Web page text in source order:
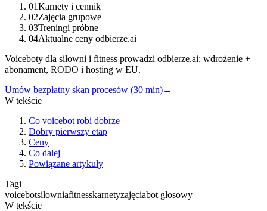
01Karnety i cennik
02Zajęcia grupowe
03Treningi próbne
04Aktualne ceny odbierze.ai
Voiceboty dla siłowni i fitness prowadzi odbierze.ai: wdrożenie +
abonament, RODO i hosting w EU.
Umów bezpłatny skan procesów (30 min)→
W tekście
Co voicebot robi dobrze
Dobry pierwszy etap
Ceny
Co dalej
Powiązane artykuły
Tagi
voicebotsiłowniafitnesskarnetyzajęciabot głosowy
W tekście